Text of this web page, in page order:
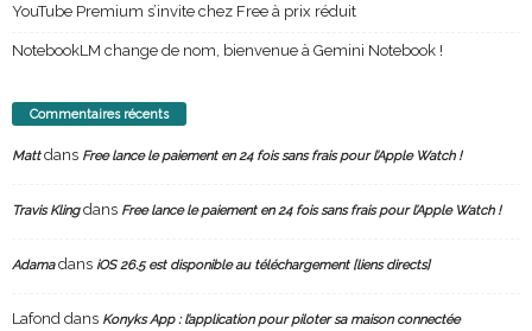
YouTube Premium s’invite chez Free à prix réduit
NotebookLM change de nom, bienvenue à Gemini Notebook !
Commentaires récents
Mattdans Free lance le paiement en 24 fois sans frais pour l’Apple Watch !
Travis Klingdans Free lance le paiement en 24 fois sans frais pour l’Apple Watch !
Adamadans iOS 26.5 est disponible au téléchargement [liens directs]
Lafond dans Konyks App : l’application pour piloter sa maison connectée